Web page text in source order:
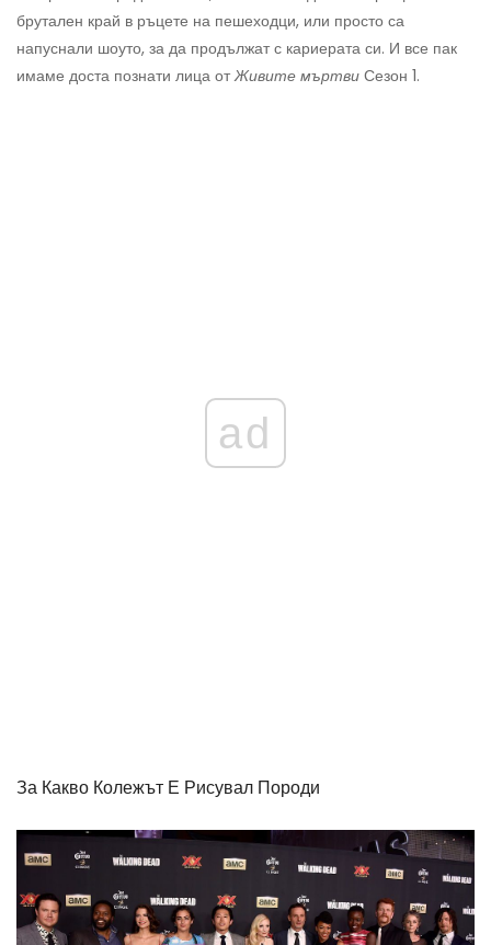
брутален край в ръцете на пешеходци, или просто са
напуснали шоуто, за да продължат с кариерата си. И все пак
имаме доста познати лица отЖивите мъртви Сезон 1.
ad
За Какво Колежът Е Рисувал Породи